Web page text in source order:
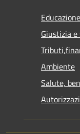
Giustizia
Ambiente
Salute,